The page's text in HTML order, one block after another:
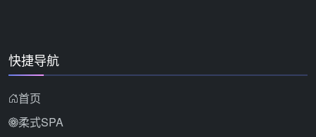
快捷导航
首页
柔式SPA